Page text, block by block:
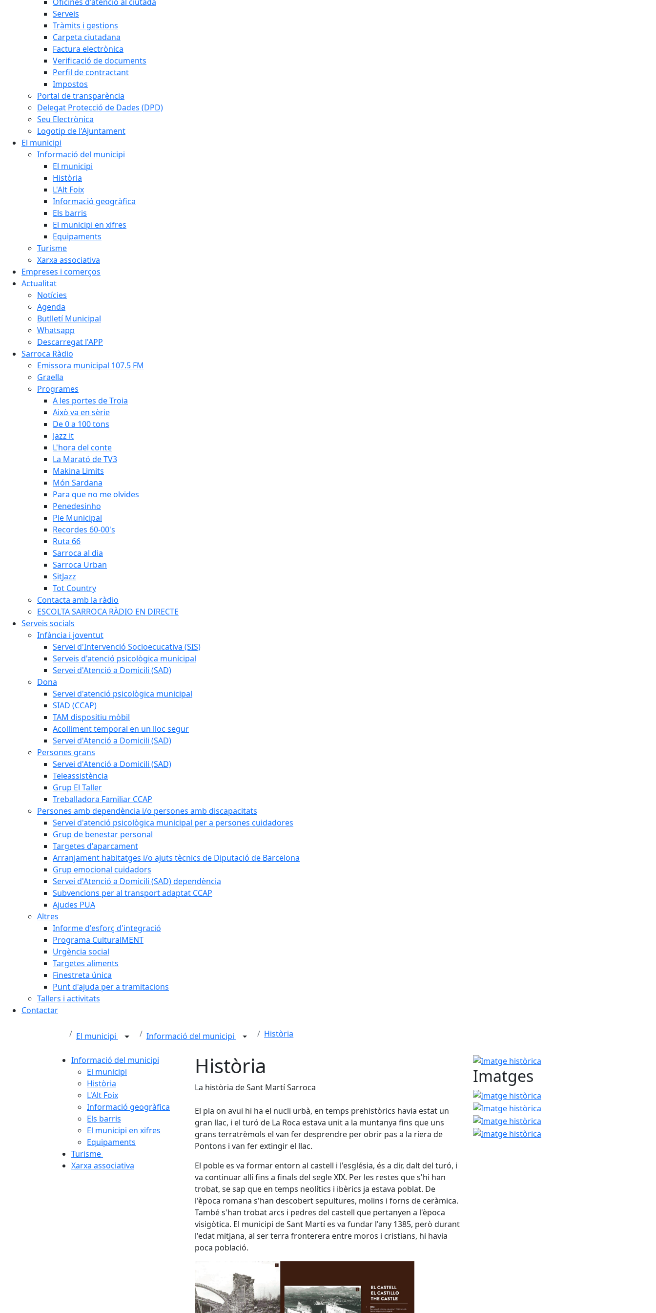
Serveis
Tràmits i gestions
Carpeta ciutadana
Factura electrònica
Verificació de documents
Perfil de contractant
Impostos
Portal de transparència
Delegat Protecció de Dades (DPD)
Seu Electrònica
Logotip de l'Ajuntament
El municipi
Informació del municipi
El municipi
Història
L'Alt Foix
Informació geogràfica
Els barris
El municipi en xifres
Equipaments
Turisme
Xarxa associativa
Empreses i comerços
Actualitat
Notícies
Agenda
Butlletí Municipal
Whatsapp
Descarregat l'APP
Sarroca Ràdio
Emissora municipal 107.5 FM
Graella
Programes
A les portes de Troia
Això va en sèrie
De 0 a 100 tons
Jazz it
L'hora del conte
La Marató de TV3
Makina Limits
Món Sardana
Para que no me olvides
Penedesinho
Ple Municipal
Recordes 60-00's
Ruta 66
Sarroca al dia
Sarroca Urban
SitJazz
Tot Country
Contacta amb la ràdio
ESCOLTA SARROCA RÀDIO EN DIRECTE
Serveis socials
Infància i joventut
Servei d'Intervenció Socioecucativa (SIS)
Serveis d'atenció psicològica municipal
Servei d'Atenció a Domicili (SAD)
Dona
Servei d'atenció psicològica municipal
SIAD (CCAP)
TAM dispositiu mòbil
Acolliment temporal en un lloc segur
Servei d'Atenció a Domicili (SAD)
Persones grans
Servei d'Atenció a Domicili (SAD)
Teleassistència
Grup El Taller
Treballadora Familiar CCAP
Persones amb dependència i/o persones amb discapacitats
Servei d'atenció psicològica municipal per a persones cuidadores
Grup de benestar personal
Targetes d'aparcament
Arranjament habitatges i/o ajuts tècnics de Diputació de Barcelona
Grup emocional cuidadors
Servei d'Atenció a Domicili (SAD) dependència
Subvencions per al transport adaptat CCAP
Ajudes PUA
Altres
Informe d'esforç d'integració
Programa CulturalMENT
Urgència social
Targetes aliments
Finestreta única
Punt d'ajuda per a tramitacions
Tallers i activitats
Contactar
El municipi Informació del municipi Història
Informació del municipi
El municipi
Història
L'Alt Foix
Informació geogràfica
Els barris
El municipi en xifres
Equipaments
Turisme
Xarxa associativa
Història
La història de Sant Martí Sarroca
El pla on avui hi ha el nucli urbà, en temps prehistòrics havia estat un
gran llac, i el turó de La Roca estava unit a la muntanya fins que uns
grans terratrèmols el van fer desprendre per obrir pas a la riera de
Pontons i van fer extingir el llac.
El poble es va formar entorn al castell i l'església, és a dir, dalt del turó, i
va continuar allí fins a finals del segle XIX. Per les restes que s'hi han
trobat, se sap que en temps neolítics i ibèrics ja estava poblat. De
l'època romana s'han descobert sepultures, molins i forns de ceràmica.
També s'han trobat arcs i pedres del castell que pertanyen a l'època
visigòtica. El municipi de Sant Martí es va fundar l'any 1385, però durant
l'edat mitjana, al ser terra fronterera entre moros i cristians, hi havia
poca població.
Imatge històrica
Imatges
Imatge històrica